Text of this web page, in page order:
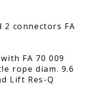
2 connectors FA
FA 70 009
rope diam. 9.6
Lift Res-Q